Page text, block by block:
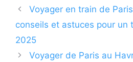
Voyager en train de
conseils et astuces pour un
2025
Voyager de Paris au